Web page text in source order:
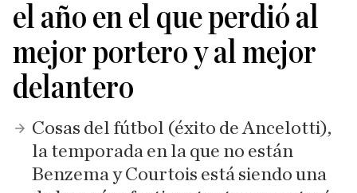
el año en el que perdió al
mejor portero y al mejor
delantero
Cosas del fútbol (éxito de Ancelotti),
la temporada en la que no están
Benzema y Courtois está siendo una